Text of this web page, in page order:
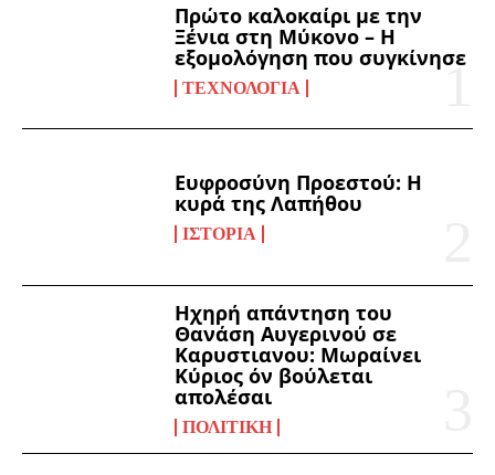
Πρώτο καλοκαίρι με την
Ξένια στη Μύκονο – Η
εξομολόγηση που συγκίνησε
ΤΕΧΝΟΛΟΓΊΑ
Ευφροσύνη Προεστού: Η
κυρά της Λαπήθου
ΙΣΤΟΡΊΑ
Ηχηρή απάντηση του
Θανάση Αυγερινού σε
Καρυστιανου: Μωραίνει
Κύριος όν βούλεται
απολέσαι
ΠΟΛΙΤΙΚΉ